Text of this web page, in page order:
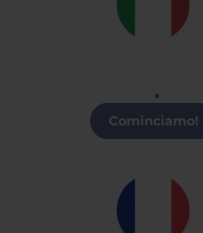
Clases de italiano en
Cominciamo!